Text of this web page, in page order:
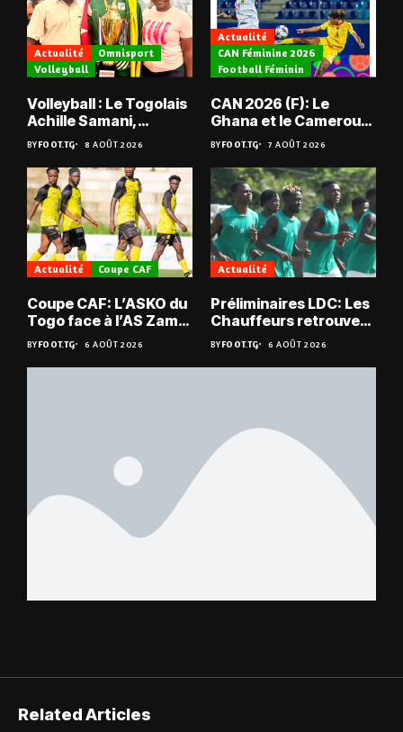
Actualité
Omnisport
Volleyball
Volleyball : Le Togolais
Achille Samani,
champion du Bénin !
BYFOOT.TG 8 AOÛT 2026
Actualité
CAN Féminine 2026
Football Féminin
CAN 2026 (F): Le
Ghana et le Cameroun
en quarts
BYFOOT.TG 7 AOÛT 2026
Actualité Coupe CAF
Coupe CAF: L’ASKO du
Togo face à l’AS Zam
du Niger
BYFOOT.TG 6 AOÛT 2026
Actualité
Préliminaires LDC: Les
Chauffeurs retrouvent
les Mimos
BYFOOT.TG 6 AOÛT 2026
Related Articles